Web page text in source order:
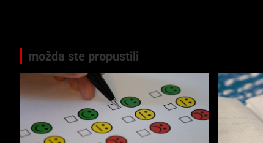
možda ste propustili